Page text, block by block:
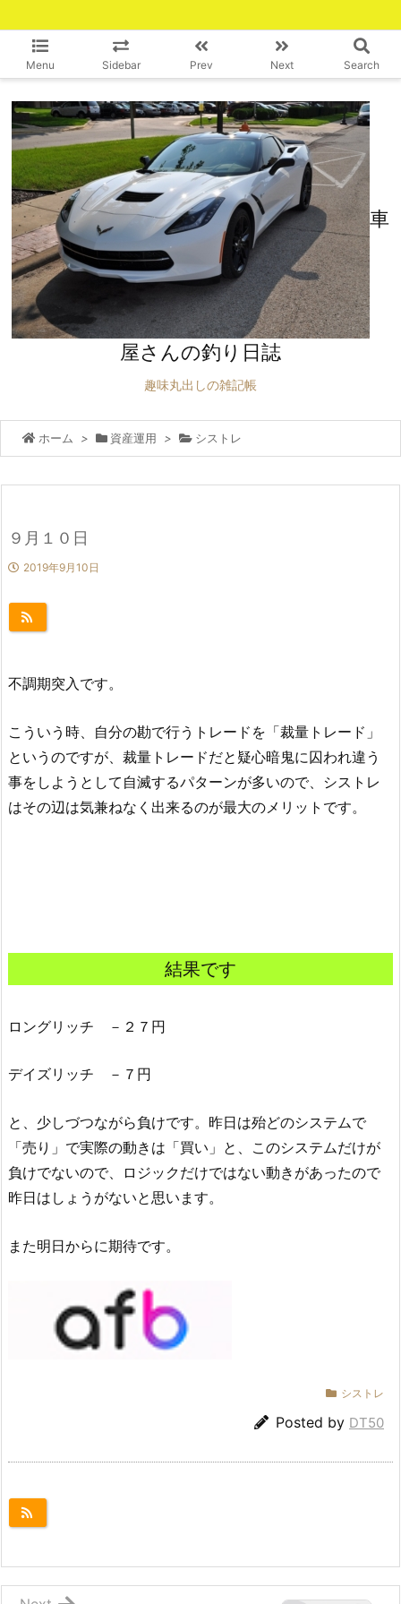
Menu Sidebar Prev Next Search
車
屋さんの釣り日誌
趣味丸出しの雑記帳
ホーム > 資産運用 > シストレ
９月１０日
2019年9月10日
不調期突入です。
こういう時、自分の勘で行うトレードを「裁量トレード」
というのですが、裁量トレードだと疑心暗鬼に囚われ違う
事をしようとして自滅するパターンが多いので、シストレ
はその辺は気兼ねなく出来るのが最大のメリットです。
結果です
ロングリッチ －２７円
デイズリッチ －７円
と、少しづつながら負けです。昨日は殆どのシステムで
「売り」で実際の動きは「買い」と、このシステムだけが
負けでないので、ロジックだけではない動きがあったので
昨日はしょうがないと思います。
また明日からに期待です。
シストレ
Posted by DT50